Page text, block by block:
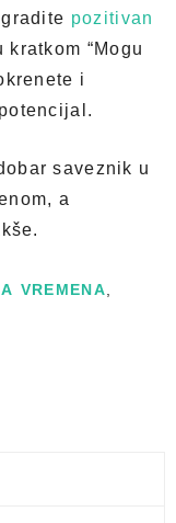
pozitivan
“Mogu
i
saveznik u
a
VREMENA,